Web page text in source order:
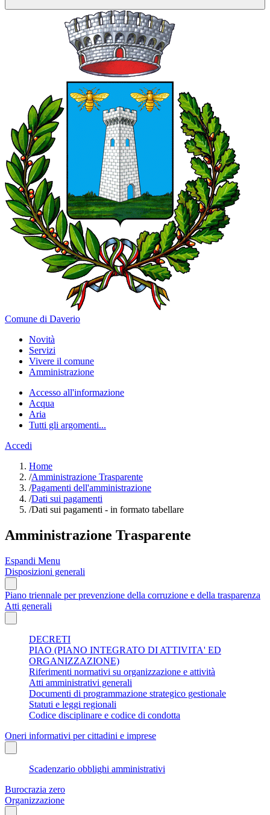
Comune di Daverio
Novità
Servizi
Vivere il comune
Amministrazione
Accesso all'informazione
Acqua
Aria
Tutti gli argomenti...
Accedi
Home
/Amministrazione Trasparente
/Pagamenti dell'amministrazione
/Dati sui pagamenti
/Dati sui pagamenti - in formato tabellare
Amministrazione Trasparente
Espandi Menu
Disposizioni generali
Piano triennale per prevenzione della corruzione e della trasparenza
Atti generali
DECRETI
PIAO (PIANO INTEGRATO DI ATTIVITA' ED
ORGANIZZAZIONE)
Riferimenti normativi su organizzazione e attività
Atti amministrativi generali
Documenti di programmazione strategico gestionale
Statuti e leggi regionali
Codice disciplinare e codice di condotta
Oneri informativi per cittadini e imprese
Scadenzario obblighi amministrativi
Burocrazia zero
Organizzazione